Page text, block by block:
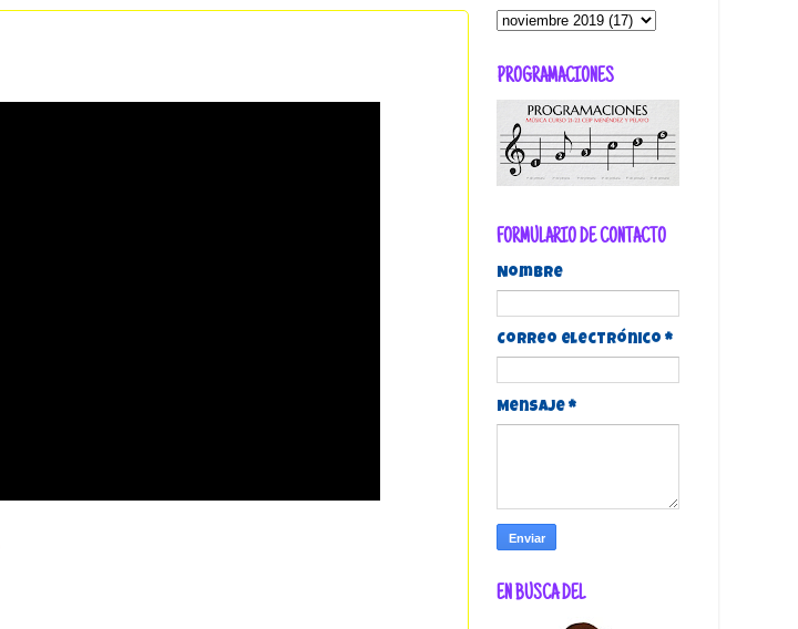
PROGRAMACIONES
FORMULARIO DE CONTACTO
Nombre
Correo electrónico *
Mensaje *
EN BUSCA DEL